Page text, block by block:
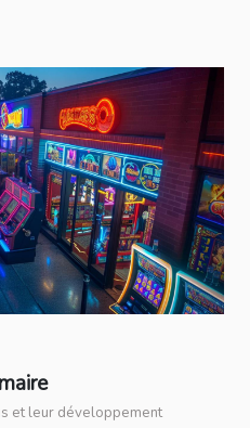
et leur développement